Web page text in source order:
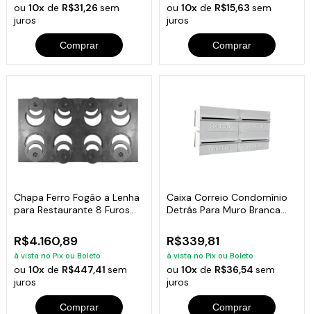
ou10x de R$31,26sem
juros
Comprar
ou 10xde R$15,63 sem
juros
Comprar
Chapa Ferro Fogão a Lenha
para Restaurante 8 Furos
R$4.160,89
à vista no Pix ou Boleto
ou10x de R$447,41sem
juros
Comprar
Caixa Correio Condomínio
Detrás Para Muro Branca
R$339,81
à vista no Pix ou Boleto
ou 10xde R$36,54 sem
juros
Comprar